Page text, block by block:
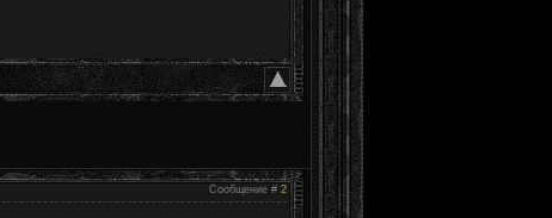
Сообщение # 2